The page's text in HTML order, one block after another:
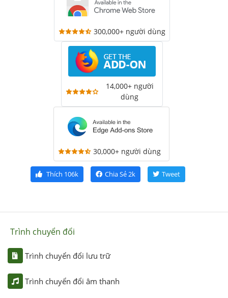
300,000+ người dùng
14,000+ người
dùng
30,000+ người dùng
Thích 106k Chia Sẻ2k Tweet
Trình chuyển đổi
Trình chuyển đổi lưu trữ
Trình chuyển đổi âm thanh